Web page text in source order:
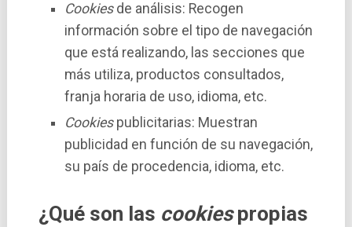
Cookiesde análisis: Recogen
información sobre el tipo de navegación
que está realizando, las secciones que
más utiliza, productos consultados,
franja horaria de uso, idioma, etc.
Cookiespublicitarias: Muestran
publicidad en función de su navegación,
su paí­s de procedencia, idioma, etc.
¿Qué son las cookiespropias